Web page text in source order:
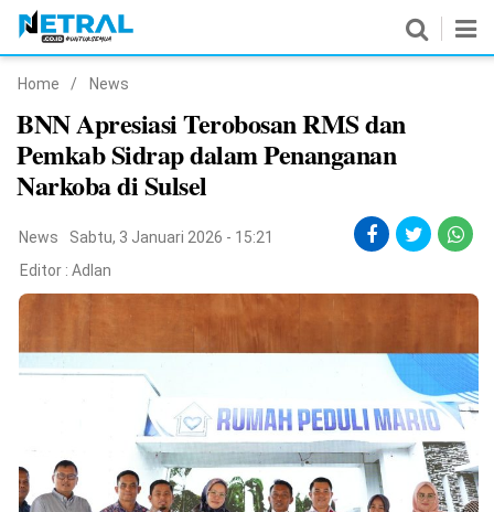
Nasional
Pemerintahan
Hukrim
Pendidikan
Ekonomi
Home / News
BNN Apresiasi Terobosan RMS dan
Pemkab Sidrap dalam Penanganan
Narkoba di Sulsel
News
Sabtu, 3 Januari 2026 - 15:21
Editor : Adlan